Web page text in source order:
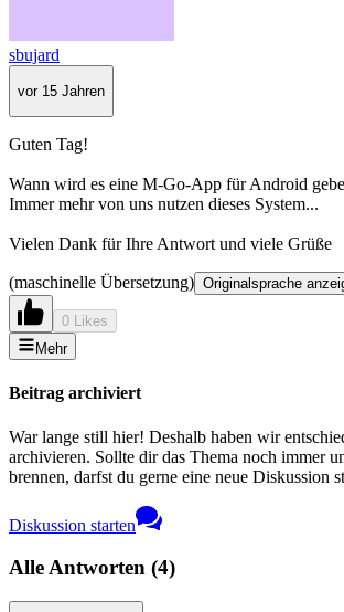
sbujard
vor 15 Jahren
Guten Tag!
Wann wird es eine M-Go-App für Android
Immer mehr von uns nutzen dieses System...
Vielen Dank für Ihre Antwort und viele Grüße
(maschinelle Übersetzung) Originalsprache
0 Likes
Mehr
Beitrag archiviert
War lange still hier! Deshalb haben wir
archivieren. Sollte dir das Thema noch immer
brennen, darfst du gerne eine neue Diskussion
Diskussion starten
Alle Antworten (4)